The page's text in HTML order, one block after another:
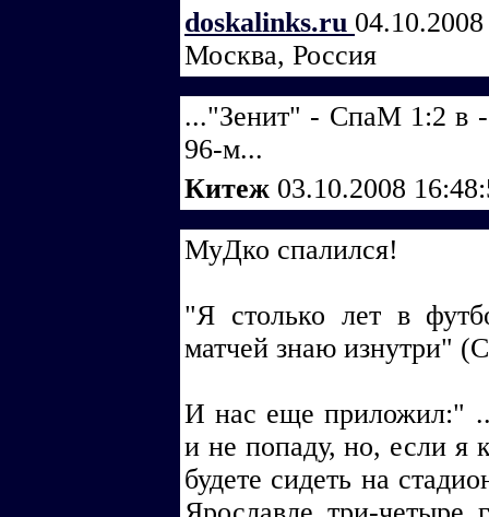
doskalinks.ru
Москва, Россия
..."Зенит" - СпаМ 1:2 в -
96-м...
Китеж 03.10.2008
МуДко спалился!
"Я столько лет в
матчей знаю изнутри"
И нас еще приложил:"
и не попаду, но, если я
будете сидеть на